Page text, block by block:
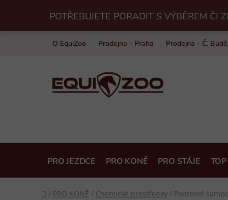
obsah
POTŘEBUJETE PORADIT S VÝBĚREM ČI
O EquiZoo Prodejna - Praha Prodejna - Č.
PRO JEZDCE PRO KONĚ PRO STÁJE
Domů
/ PRO KONĚ / Chemické prostředky / Pantenol